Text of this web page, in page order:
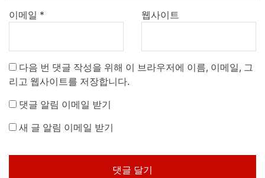
이메일 * 웹사이트
다음 번 댓글 작성을 위해 이 브라우저에 이름, 이메일, 그
리고 웹사이트를 저장합니다.
댓글 알림 이메일 받기
새 글 알림 이메일 받기